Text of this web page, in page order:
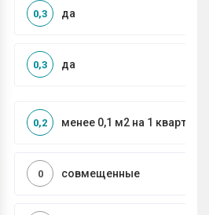
да
0,3
да
0,3
менее 0,1 м2 на 1 квартиру
0,2
совмещенные
0